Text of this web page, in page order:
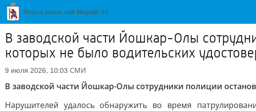
В заводской части Йошкар-Олы
которых не было водительских
9 июля 2026, 10:03 СМИ
В заводской части Йошкар-Олы сотрудники полиции
Нарушителей удалось обнаружить во время